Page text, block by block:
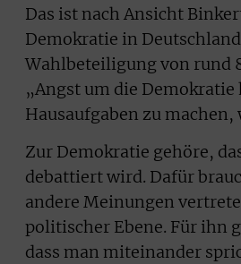
Das ist nach Ansicht
Demokratie in
Wahlbeteiligung von rund
„Angst um die
Hausaufgaben zu machen,
Zur Demokratie gehöre,
debattiert wird. Dafür
andere Meinungen
politischer Ebene. Für ihn
dass man miteinander